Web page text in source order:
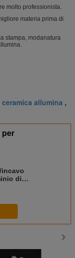
molto professionista.
materia prima di
stampa, modanatura
allumina ,
per
incavo
di